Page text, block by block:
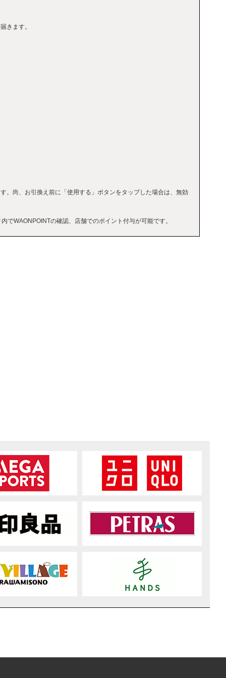
きます。
尚、お引換え前に「使用する」ボタンをタップした場合は、無効
WAONPOINTの確認、店舗でのポイント付与が可能です。